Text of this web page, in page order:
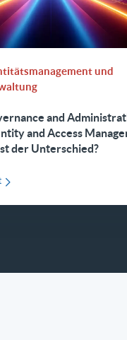
und
and
and Access
der Unterschied?